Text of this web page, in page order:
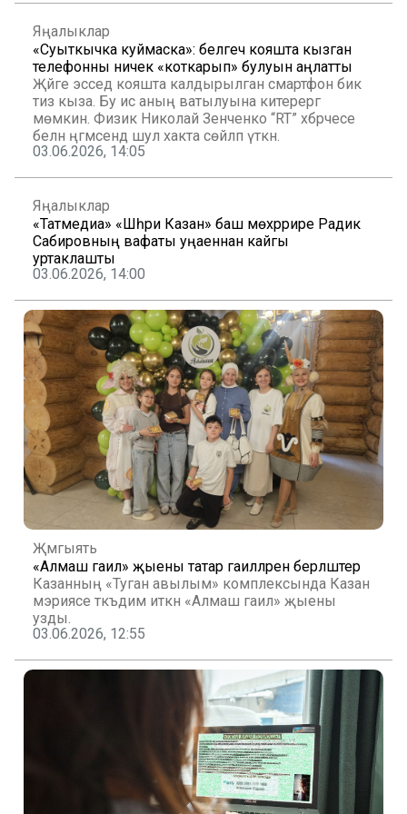
Яңалыклар
«Суыткычка куймаска»: белгеч кояшта кызган
телефонны ничек «коткарып» булуын аңлатты
Җәйге эсседә кояшта калдырылган смартфон бик
тиз кыза. Бу исә аның ватылуына китерергә
мөмкин. Физик Николай Зенченко “RT” хәбәрчесе
белән әңгәмәсендә шул хакта сөйләп үткән.
03.06.2026, 14:05
Яңалыклар
«Татмедиа» «Шәһри Казан» баш мөхәррире Радик
Сабировның вафаты уңаеннан кайгы
уртаклашты
03.06.2026, 14:00
Җәмгыять
«Алмаш гаилә» җыены татар гаиләләрен берләштерә
Казанның «Туган авылым» комплексында Казан
мэриясе тәкъдим иткән «Алмаш гаилә» җыены
узды.
03.06.2026, 12:55